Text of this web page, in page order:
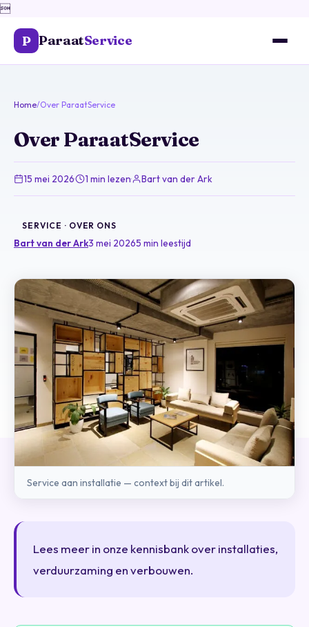

P ParaatService
Home/Over ParaatService
Over ParaatService
15 mei 2026· 1 min lezen· Bart van der Ark
SERVICE · OVER ONS
Bart van der Ark3 mei 20265 min leestijd
Service aan installatie — context bij dit artikel.
Lees meer in onze kennisbank over installaties,
verduurzaming en verbouwen.